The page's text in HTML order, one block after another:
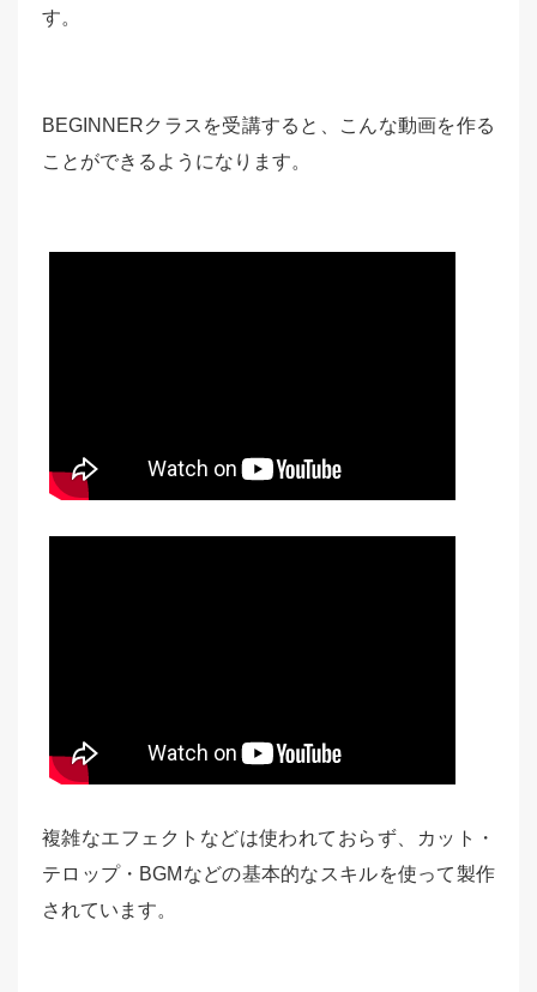
す。
BEGINNERクラスを受講すると、こんな動画を作る
ことができるようになります。
複雑なエフェクトなどは使われておらず、カット・
テロップ・BGMなどの基本的なスキルを使って製作
されています。